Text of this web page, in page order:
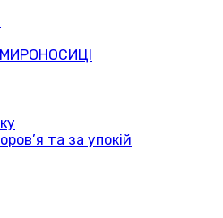
та за упокій